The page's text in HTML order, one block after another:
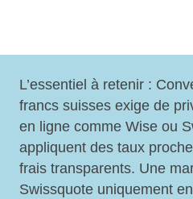
L’essentiel à retenir :
francs suisses exige de
en ligne comme Wise ou
appliquent des taux
frais transparents. Une
Swissquote uniquement